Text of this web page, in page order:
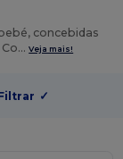
concebidas
Co…Veja mais!
✓